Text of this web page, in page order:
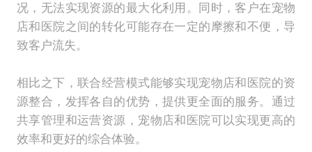
况，无法实现资源的最大化利用。同时，客户在宠物
店和医院之间的转化可能存在一定的摩擦和不便，导
致客户流失。
相比之下，联合经营模式能够实现宠物店和医院的资
源整合，发挥各自的优势，提供更全面的服务。通过
共享管理和运营资源，宠物店和医院可以实现更高的
效率和更好的综合体验。